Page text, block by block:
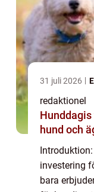
31 juli 2026
redaktionel
Hunddagis tibro trygg
hund och
investering
bara